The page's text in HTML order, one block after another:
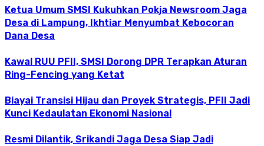
Ketua Umum SMSI Kukuhkan Pokja Newsroom Jaga
Desa di Lampung, Ikhtiar Menyumbat Kebocoran
Dana Desa
Kawal RUU PFII, SMSI Dorong DPR Terapkan Aturan
Ring-Fencing yang Ketat
Biayai Transisi Hijau dan Proyek Strategis, PFII Jadi
Kunci Kedaulatan Ekonomi Nasional
Resmi Dilantik, Srikandi Jaga Desa Siap Jadi